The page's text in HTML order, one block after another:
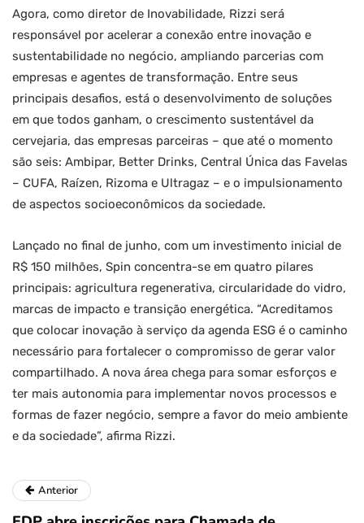
Agora, como diretor de Inovabilidade, Rizzi será
responsável por acelerar a conexão entre inovação e
sustentabilidade no negócio, ampliando parcerias com
empresas e agentes de transformação. Entre seus
principais desafios, está o desenvolvimento de soluções
em que todos ganham, o crescimento sustentável da
cervejaria, das empresas parceiras – que até o momento
são seis: Ambipar, Better Drinks, Central Única das Favelas
– CUFA, Raízen, Rizoma e Ultragaz – e o impulsionamento
de aspectos socioeconômicos da sociedade.
Lançado no final de junho, com um investimento inicial de
R$ 150 milhões, Spin concentra-se em quatro pilares
principais: agricultura regenerativa, circularidade do vidro,
marcas de impacto e transição energética. “Acreditamos
que colocar inovação à serviço da agenda ESG é o caminho
necessário para fortalecer o compromisso de gerar valor
compartilhado. A nova área chega para somar esforços e
ter mais autonomia para implementar novos processos e
formas de fazer negócio, sempre a favor do meio ambiente
e da sociedade”, afirma Rizzi.
Anterior